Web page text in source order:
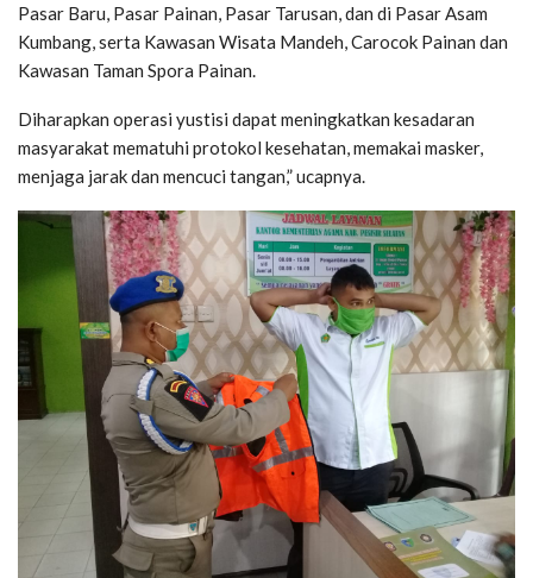
Pasar Baru, Pasar Painan, Pasar Tarusan, dan di Pasar Asam
Kumbang, serta Kawasan Wisata Mandeh, Carocok Painan dan
Kawasan Taman Spora Painan.
Diharapkan operasi yustisi dapat meningkatkan kesadaran
masyarakat mematuhi protokol kesehatan, memakai masker,
menjaga jarak dan mencuci tangan,” ucapnya.